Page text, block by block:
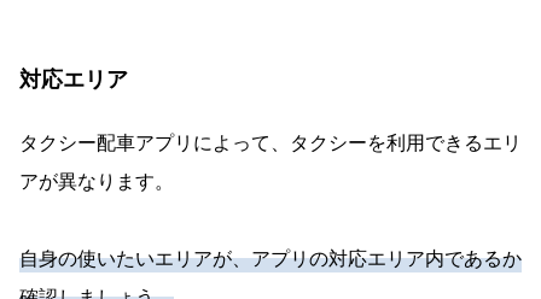
対応エリア
タクシー配車アプリによって、タクシーを利用できるエリ
アが異なります。
自身の使いたいエリアが、アプリの対応エリア内であるか